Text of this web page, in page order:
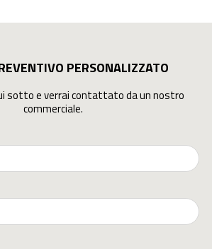
PERSONALIZZATO
sotto e verrai contattato da un nostro
commerciale.